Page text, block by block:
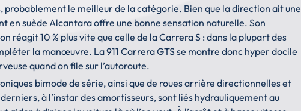
probablement le meilleur de la catégorie. Bien que la direction ait une
en suède Alcantara offre une bonne sensation naturelle. Son
réagit 10 % plus vite que celle de la Carrera S : dans la plupart des
la manœuvre. La 911 Carrera GTS se montre donc hyper docile
quand on file sur l’autoroute.
bimode de série, ainsi que de roues arrière directionnelles et
à l’instar des amortisseurs, sont liés hydrauliquement au